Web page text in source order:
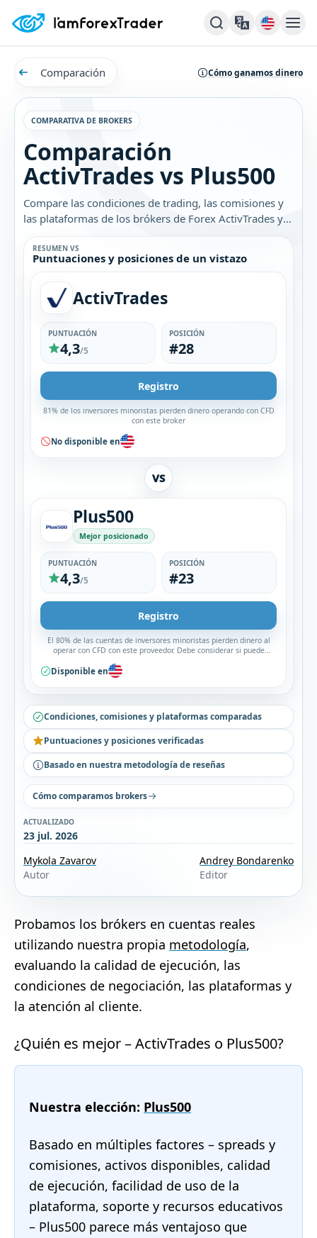
Comparación Cómo ganamos dinero
COMPARATIVA DE BROKERS
Comparación
ActivTrades vs Plus500
Compare las condiciones de trading, las comisiones y
las plataformas de los brókers de Forex ActivTrades y
Plus500. Descubra cuál es el mejor bróker para usted.
RESUMEN VS
Puntuaciones y posiciones de un vistazo
ActivTrades
PUNTUACIÓN
4,3/5
POSICIÓN
#28
Registro
81% de los inversores minoristas pierden dinero operando con CFD
con este broker
No disponible en
VS
Plus500
Mejor posicionado
PUNTUACIÓN
4,3/5
POSICIÓN
#23
Registro
El 80% de las cuentas de inversores minoristas pierden dinero al
operar con CFD con este proveedor. Debe considerar si puede
Disponible en
Condiciones, comisiones y plataformas comparadas
Puntuaciones y posiciones verificadas
Basado en nuestra metodología de reseñas
Cómo comparamos brokers
ACTUALIZADO
23 jul. 2026
Mykola Zavarov
Autor
Andrey Bondarenko
Editor
Probamos los brókers en cuentas reales
utilizando nuestra propia metodología,
evaluando la calidad de ejecución, las
condiciones de negociación, las plataformas y
la atención al cliente.
¿Quién es mejor – ActivTrades o Plus500?
Nuestra elección: Plus500
Basado en múltiples factores – spreads y
comisiones, activos disponibles, calidad
de ejecución, facilidad de uso de la
plataforma, soporte y recursos educativos
– Plus500 parece más ventajoso que